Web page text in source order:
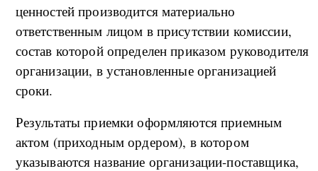
ценностей производится материально
ответственным лицом в присутствии комиссии,
состав которой определен приказом руководителя
организации, в установленные организацией
сроки.
Результаты приемки оформляются приемным
актом (приходным ордером), в котором
указываются название организации-поставщика,